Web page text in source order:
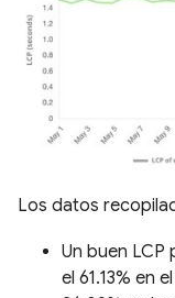
Los datos
Un buen
el 61.13% en